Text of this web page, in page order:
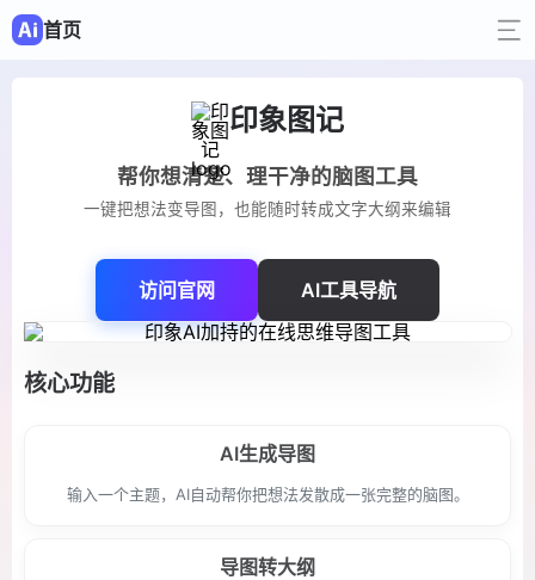
首页
印象图记
帮你想清楚、理干净的脑图工具
一键把想法变导图，也能随时转成文字大纲来编辑
访问官网 AI工具导航
核心功能
AI生成导图
输入一个主题，AI自动帮你把想法发散成一张完整的脑图。
导图转大纲